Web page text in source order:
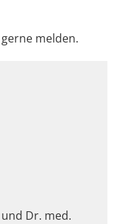
melden.
Dr. med.